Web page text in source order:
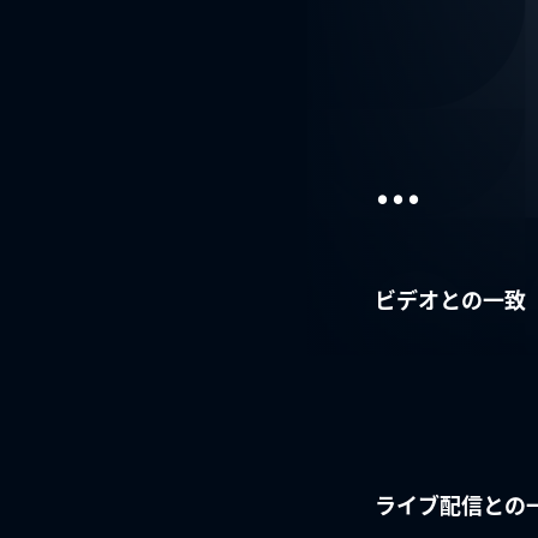
...
ビデオとの一致
ライブ配信との